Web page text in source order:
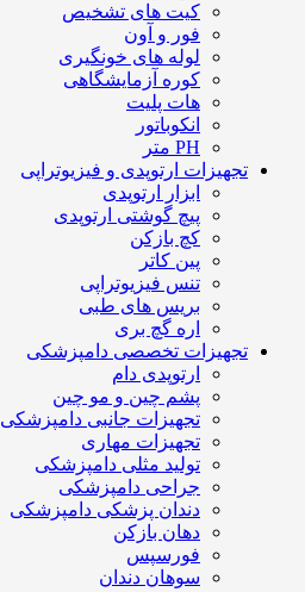
کیت های تشخیص
فور و آون
لوله های خونگیری
کوره آزمایشگاهی
هات پلیت
انکوباتور
PH متر
تجهیزات ارتوپدی و فیزیوتراپی
ابزار ارتوپدی
پیچ گوشتی ارتوپدی
کچ بازکن
پین کاتر
تنس فیزیوتراپی
بریس های طبی
اره گچ بری
تجهیزات تخصصی دامپزشکی
ارتوپدی دام
پشم چین و مو چین
تجهیزات جانبی دامپزشکی
تجهیزات مهاری
تولید مثلی دامپزشکی
جراحی دامپزشکی
دندان پزشکی دامپزشکی
دهان بازکن
فورسپس
سوهان دندان